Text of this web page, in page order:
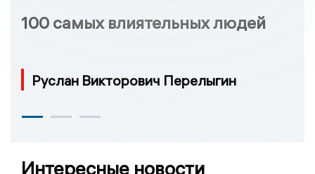
100 самых влиятельных людей
Руслан Викторович Перелыгин
Интересные новости